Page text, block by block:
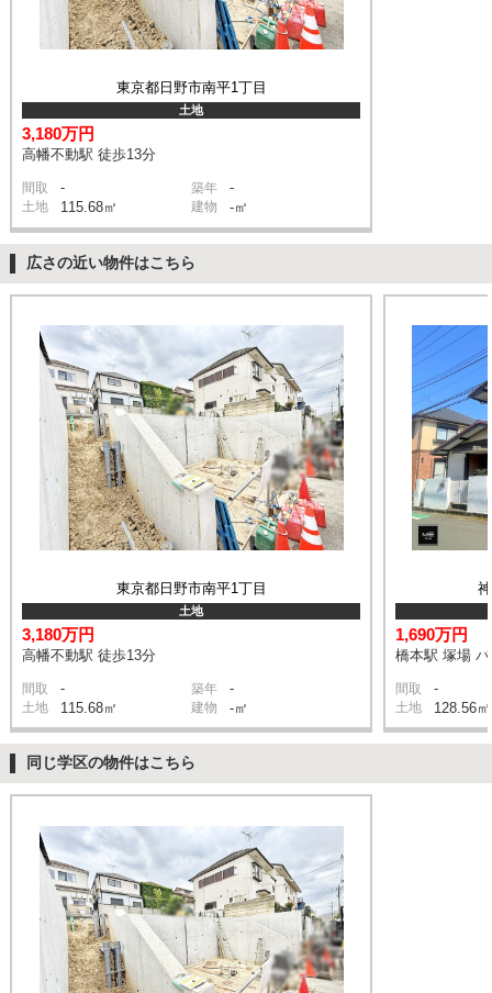
東京都日野市南平1丁目
土地
3,180万円
高幡不動駅 徒歩13分
間取 - 築年 -
土地 115.68㎡ 建物 -㎡
広さの近い物件はこちら
東京都日野市南平1丁目
土地
3,180万円
高幡不動駅 徒歩13分
間取 - 築年 -
土地 115.68㎡ 建物 -㎡
1,690万円
橋本駅 塚場
間取 -
土地 128.56㎡
同じ学区の物件はこちら